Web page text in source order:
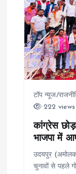
टॉप न्यूज/
222 views
कांग्रेस छोड़
भाजपा में
उदयपुर
चुनावों से पहले